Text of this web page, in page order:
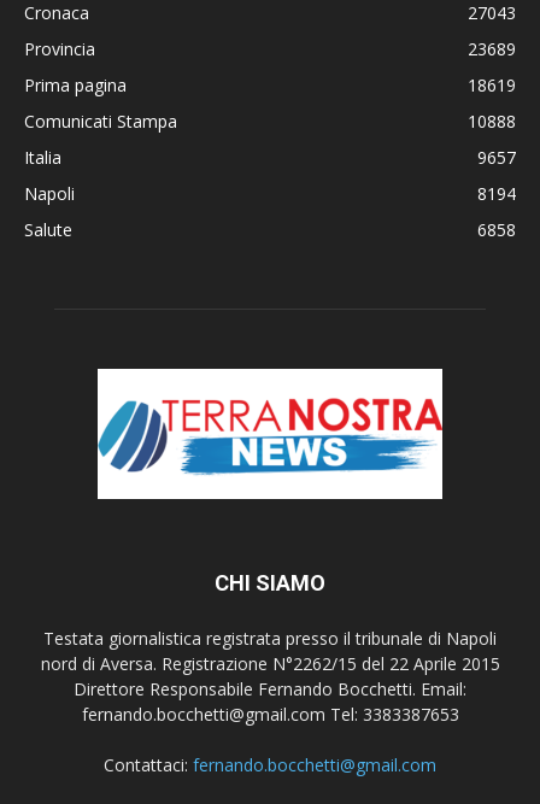
Cronaca
27043
Provincia
23689
Prima pagina
18619
Comunicati Stampa
10888
Italia
9657
Napoli
8194
Salute
6858
CHI SIAMO
Testata giornalistica registrata presso il tribunale di Napoli
nord di Aversa. Registrazione N°2262/15 del 22 Aprile 2015
Direttore Responsabile Fernando Bocchetti. Email:
fernando.bocchetti@gmail.com Tel: 3383387653
Contattaci: fernando.bocchetti@gmail.com